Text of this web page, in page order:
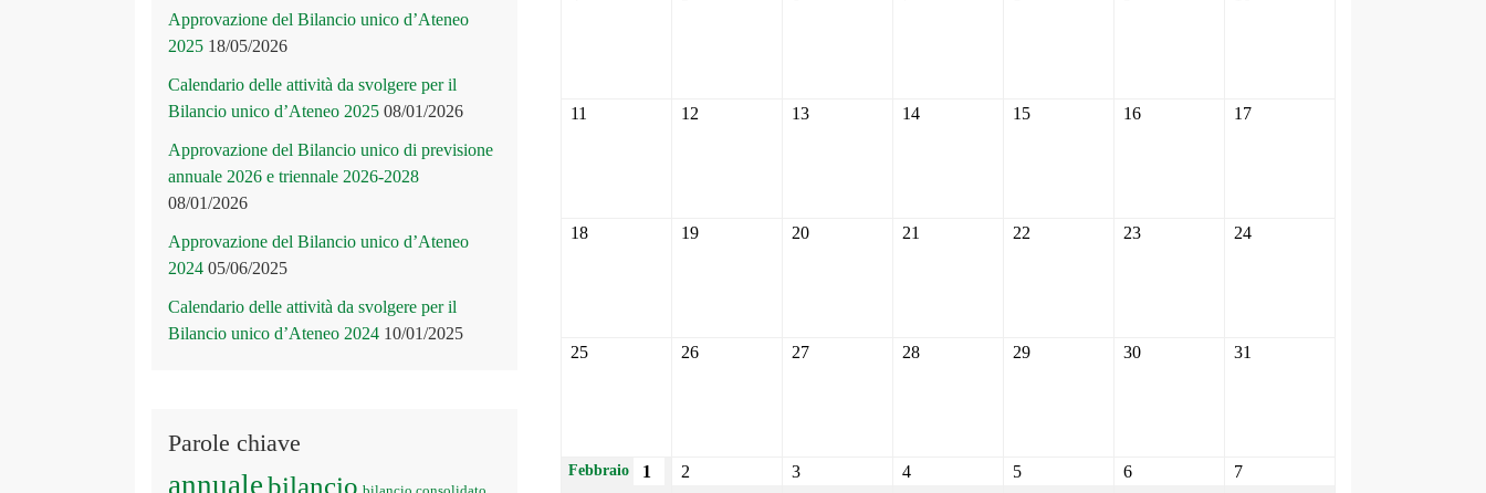
11 12 13 14 15 16 17
18 19 20 21 22 23 24
25 26 27 28 29 30 31
Febbraio 1 2 3 4 5 6 7
Approvazione del Bilancio unico d’Ateneo
2025 18/05/2026
Calendario delle attività da svolgere per il
Bilancio unico d’Ateneo 2025 08/01/2026
Approvazione del Bilancio unico di previsione
annuale 2026 e triennale 2026-2028
08/01/2026
Approvazione del Bilancio unico d’Ateneo
2024 05/06/2025
Calendario delle attività da svolgere per il
Bilancio unico d’Ateneo 2024 10/01/2025
Parole chiave
annualebilancio